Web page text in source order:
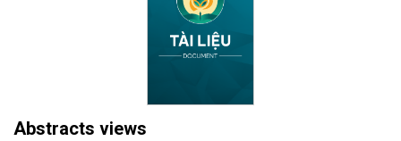
Abstracts views